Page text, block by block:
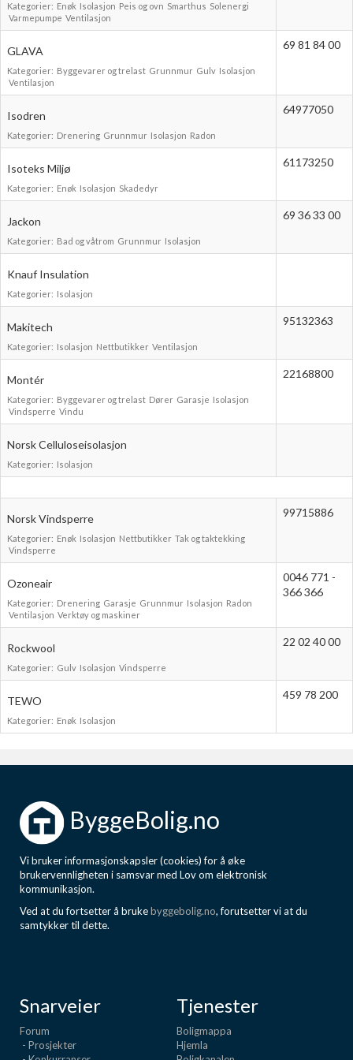
Boligmappa+
Få mer ut av Boligmappa
Kategorier: Enøk Isolasjon Peis og ovn Smarthus Solenergi
Varmepumpe Ventilasjon
GLAVA
Kategorier: Byggevarer og trelast Grunnmur Gulv Isolasjon
Ventilasjon
69 81 84 00
Isodren
Kategorier: Drenering Grunnmur Isolasjon Radon
64977050
Isoteks Miljø
Kategorier: Enøk Isolasjon Skadedyr
61173250
Jackon
Kategorier: Bad og våtrom Grunnmur Isolasjon
69 36 33 00
Knauf Insulation
Kategorier: Isolasjon
Makitech
Kategorier: Isolasjon Nettbutikker Ventilasjon
95132363
Montér
Kategorier: Byggevarer og trelast Dører Garasje Isolasjon
Vindsperre Vindu
22168800
Norsk Celluloseisolasjon
Kategorier: Isolasjon
Norsk Vindsperre
Kategorier: Enøk Isolasjon Nettbutikker Tak og taktekking
Vindsperre
99715886
Ozoneair
Kategorier: Drenering Garasje Grunnmur Isolasjon Radon
Ventilasjon Verktøy og maskiner
0046 771 -
366 366
Rockwool
Kategorier: Gulv Isolasjon Vindsperre
22 02 40 00
TEWO
Kategorier: Enøk Isolasjon
459 78 200
ByggeBolig.no
Vi bruker informasjonskapsler (cookies) for å øke
brukervennligheten i samsvar med Lov om elektronisk
kommunikasjon.
Ved at du fortsetter å brukebyggebolig.no, forutsetter vi at du
samtykker til dette.
Snarveier
Forum
- Prosjekter
Tjenester
Boligmappa
Hjemla